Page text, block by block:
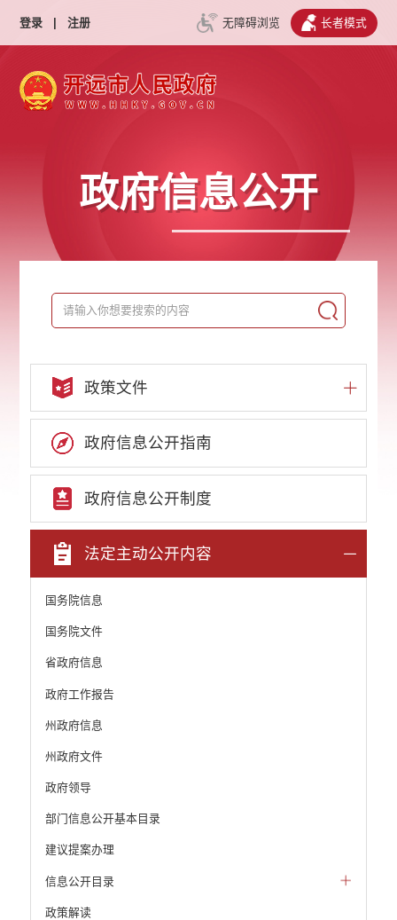
登录 | 注册 无障碍浏览 长者模式
政府信息公开
政策文件
政府信息公开指南
政府信息公开制度
法定主动公开内容
国务院信息
国务院文件
省政府信息
政府工作报告
州政府信息
州政府文件
政府领导
部门信息公开基本目录
建议提案办理
信息公开目录
政策解读